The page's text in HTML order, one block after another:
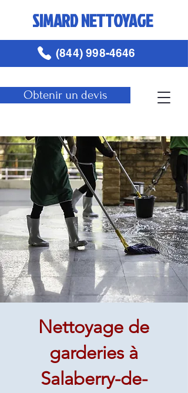
SIMARD NETTOYAGE
Obtenir un devis
(844) 998-4646
Nettoyage de
garderies à
Salaberry-de-